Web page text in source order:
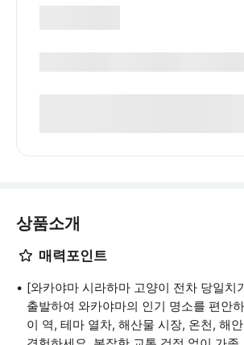
상품소개
매력포인트
[와카야마 시라하마 고양이 전차 당일치
출발하여 와카야마의 인기 명소를 편안
이 역, 테마 열차, 해산물 시장, 온천, 해